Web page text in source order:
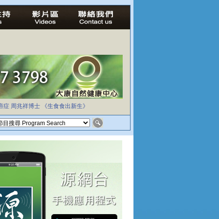
症 周兆祥博士 《生食食出新生》